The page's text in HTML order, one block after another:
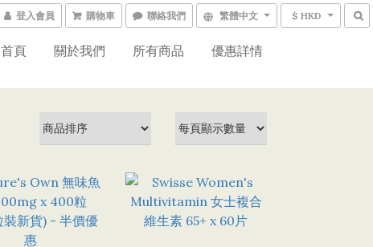
登入會員 購物車 聯絡我們 繁體中文 $ HKD
首頁 關於我們 所有商品 優惠詳情